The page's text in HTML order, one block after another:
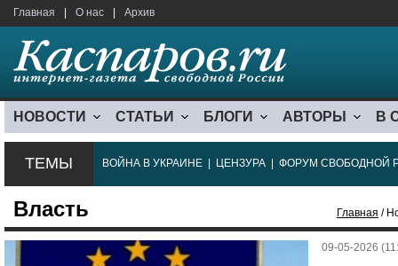
Главная О нас Архив
НОВОСТИ СТАТЬИ БЛОГИ АВТОРЫ В
ТЕМЫ ВОЙНА В УКРАИНЕ ЦЕНЗУРА ФОРУМ СВОБОДНОЙ
Власть Главная /
09-05-2026